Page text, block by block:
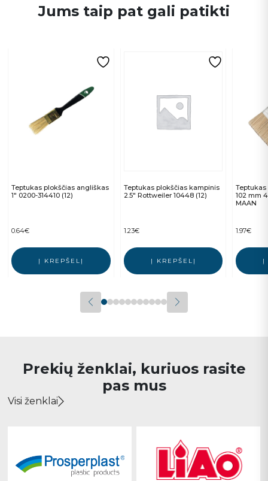
Jums taip pat gali patikti
Teptukas plokščias angliškas
1″ 0200-314410 (12)
0.64€
Į KREPŠELĮ
Teptukas plokščias kampinis
2.5″ Rottweiler 10448 (12)
1.23€
Į KREPŠELĮ
102 mm
MAAN
1.97€
Į
Prekių ženklai, kuriuos rasite
pas mus
Visi ženklai